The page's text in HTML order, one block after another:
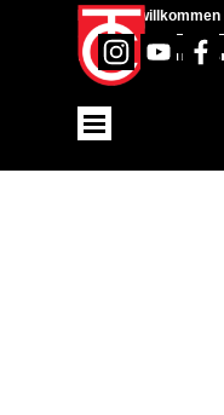
Direkt zum Seiteninhalt
Herzlich